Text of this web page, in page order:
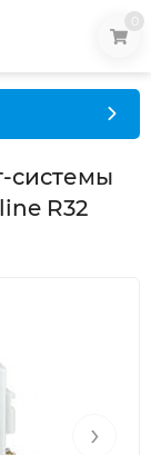
системы
R32
›